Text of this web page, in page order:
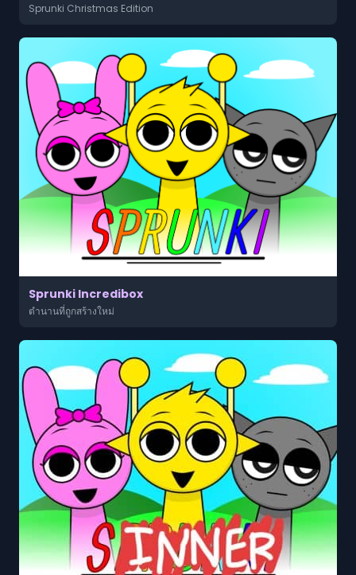
Sprunki Christmas Edition
Sprunki Incredibox
ตำนานที่ถูกสร้างใหม่